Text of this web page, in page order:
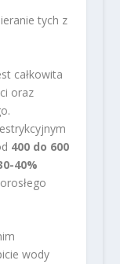
tych z
całkowita
oraz
400 do 600
40%
wody